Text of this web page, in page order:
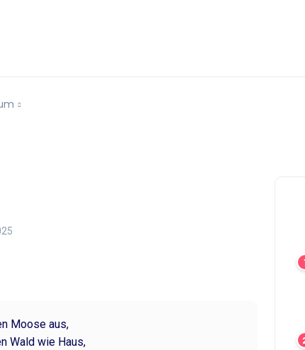
Moose aus,
Wald wie Haus,